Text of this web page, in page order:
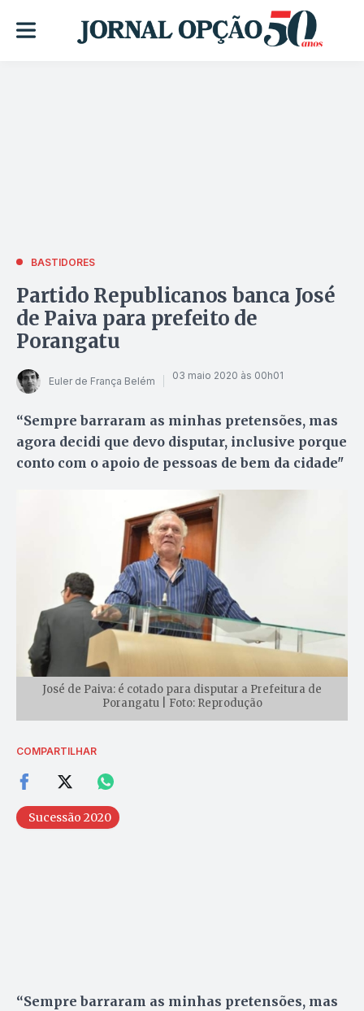
BASTIDORES
Partido Republicanos banca José
de Paiva para prefeito de
Porangatu
Euler de França Belém 03 maio 2020 às 00h01
“Sempre barraram as minhas pretensões, mas
agora decidi que devo disputar, inclusive porque
conto com o apoio de pessoas de bem da cidade"
José de Paiva: é cotado para disputar a Prefeitura de
Porangatu | Foto: Reprodução
COMPARTILHAR
Sucessão 2020
“Sempre barraram as minhas pretensões, mas